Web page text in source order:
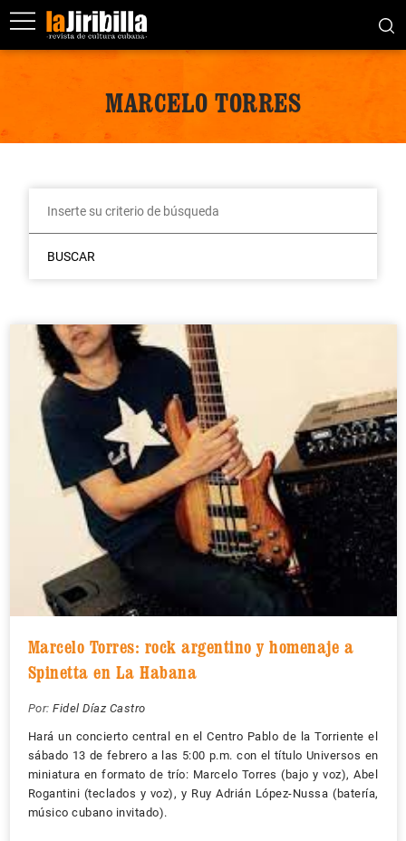
MARCELO TORRES
BUSCAR
Marcelo Torres: rock argentino y homenaje a
Spinetta en La Habana
Por: Fidel Díaz Castro
Hará un concierto central en el Centro Pablo de la Torriente el
sábado 13 de febrero a las 5:00 p.m. con el título Universos en
miniatura en formato de trío: Marcelo Torres (bajo y voz), Abel
Rogantini (teclados y voz), y Ruy Adrián López-Nussa (batería,
músico cubano invitado).